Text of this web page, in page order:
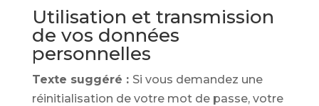
Utilisation et transmission
de vos données
personnelles
Texte suggéré : Si vous demandez une
réinitialisation de votre mot de passe, votre